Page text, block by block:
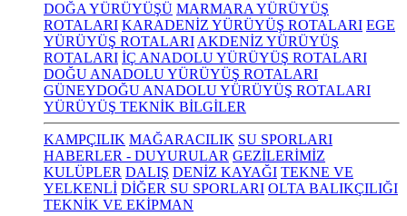
DOĞA YÜRÜYÜŞÜ MARMARA YÜRÜYÜŞ
ROTALARI KARADENİZ YÜRÜYÜŞ ROTALARI EGE
YÜRÜYÜŞ ROTALARI AKDENİZ YÜRÜYÜŞ
ROTALARI İÇ ANADOLU YÜRÜYÜŞ ROTALARI
DOĞU ANADOLU YÜRÜYÜŞ ROTALARI
GÜNEYDOĞU ANADOLU YÜRÜYÜŞ ROTALARI
YÜRÜYÜŞ TEKNİK BİLGİLER
KAMPÇILIK MAĞARACILIK SU SPORLARI
HABERLER - DUYURULAR GEZİLERİMİZ
KULÜPLER DALIŞ DENİZ KAYAĞI TEKNE VE
YELKENLİ DİĞER SU SPORLARI OLTA BALIKÇILIĞI
TEKNİK VE EKİPMAN